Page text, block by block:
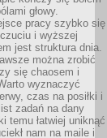
głowy.
pracy szybko się
i wyższej
jest struktura dnia.
można zrobić
się chaosem i
wyznaczyć
czas na posiłki i
zadań na dany
temu łatwiej uniknąć
nam na maile i